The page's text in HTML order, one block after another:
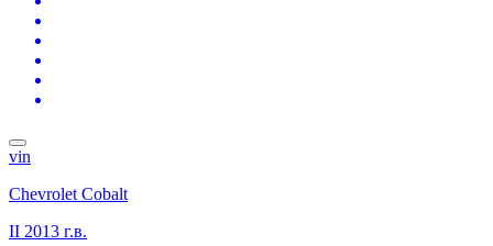
vin
Chevrolet Cobalt
II 2013 г.в.